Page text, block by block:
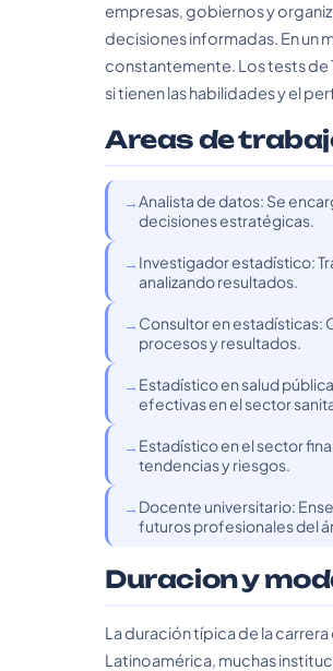
empresas, gobiernos y
decisiones informadas. En un
constantemente. Los tests de
si tienen las habilidades y el
Areas de
Analista de datos: Se
decisiones estratégicas.
Investigador estadístico:
analizando resultados.
Consultor en estadísticas:
procesos y resultados.
Estadístico en salud
efectivas en el sector
Estadístico en el sector
tendencias y riesgos.
Docente universitario:
futuros profesionales del
Duracion y
La duración típica de la
Latinoamérica, muchas